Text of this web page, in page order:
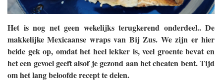
Het is nog net geen wekelijks terugkerend onderdeel.. De
makkelijke Mexicaanse wraps van Bij Zus. We zijn er hier
beide gek op, omdat het heel lekker is, veel groente bevat en
het een gevoel geeft alsof je gezond aan het cheaten bent. Tijd
om het lang beloofde recept te delen.